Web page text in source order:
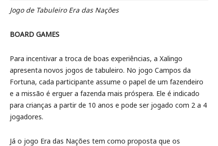
Jogo de Tabuleiro Era das Nações
BOARD GAMES
Para incentivar a troca de boas experiências, a Xalingo
apresenta novos jogos de tabuleiro. No jogo Campos da
Fortuna, cada participante assume o papel de um fazendeiro
e a missão é erguer a fazenda mais próspera. Ele é indicado
para crianças a partir de 10 anos e pode ser jogado com 2 a 4
jogadores.
Já o jogo Era das Nações tem como proposta que os